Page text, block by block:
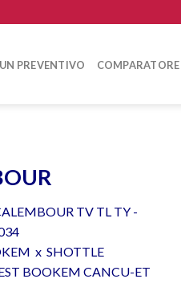
PREVENTIVO COMPARATORE
TV TL TY -
x SHOTTLE
BOOKEM CANCU-ET